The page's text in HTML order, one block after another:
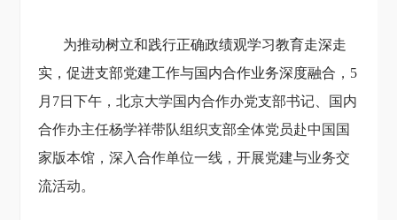
为推动树立和践行正确政绩观学习教育走深走
实，促进支部党建工作与国内合作业务深度融合 ， 5
月7日下午，北京大学国内合作办党支部书记、国内
合作办主任杨学祥带队组织支部全体党员赴中国国
家版本馆，深入合作单位一线，开展党建与业务交
流活动。